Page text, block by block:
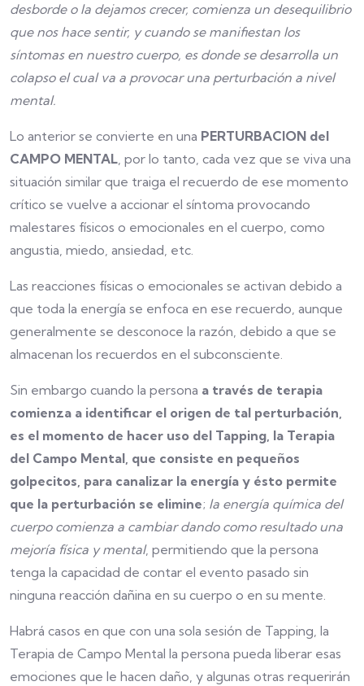
desborde o la dejamos crecer, comienza un desequilibrio
que nos hace sentir, y cuando se manifiestan los
síntomas en nuestro cuerpo, es donde se desarrolla un
colapso el cual va a provocar una perturbación a nivel
mental.
Lo anterior se convierte en una PERTURBACION del
CAMPO MENTAL, por lo tanto, cada vez que se viva una
situación similar que traiga el recuerdo de ese momento
crítico se vuelve a accionar el síntoma provocando
malestares físicos o emocionales en el cuerpo, como
angustia, miedo, ansiedad, etc.
Las reacciones físicas o emocionales se activan debido a
que toda la energía se enfoca en ese recuerdo, aunque
generalmente se desconoce la razón, debido a que se
almacenan los recuerdos en el subconsciente.
Sin embargo cuando la persona a través de terapia
comienza a identificar el origen de tal perturbación,
es el momento de hacer uso del Tapping, la Terapia
del Campo Mental, que consiste en pequeños
golpecitos, para canalizar la energía y ésto permite
que la perturbación se elimine; la energía química del
cuerpo comienza a cambiar dando como resultado una
mejoría física y mental, permitiendo que la persona
tenga la capacidad de contar el evento pasado sin
ninguna reacción dañina en su cuerpo o en su mente.
Habrá casos en que con una sola sesión de Tapping, la
Terapia de Campo Mental la persona pueda liberar esas
emociones que le hacen daño, y algunas otras requerirán